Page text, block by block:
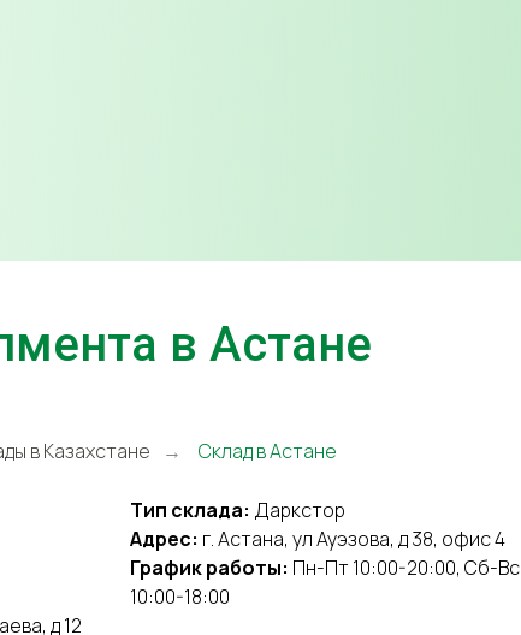
в Астане
в Казахстане → Склад в Астане
д 12
Тип склада: Даркстор
Адрес: г. Астана, ул Ауэзова, д 38, офис 4
График работы: Пн-Пт 10:00-20:00, Сб-Вс
10:00-18:00